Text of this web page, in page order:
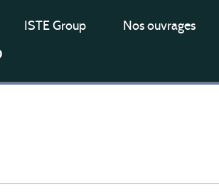
ISTE Group Nos ouvrages